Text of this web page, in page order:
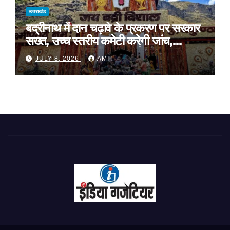
उत्तराखंड
बद्रीनाथ में दान चढ़ावे के प्रकरण पर सरकार
सख्त, उच्च स्तरीय कमेटी करेगी जांच,
अनुशासनहीनता पर एक कार्मिक निलंबित
JULY 8, 2026 AMIT